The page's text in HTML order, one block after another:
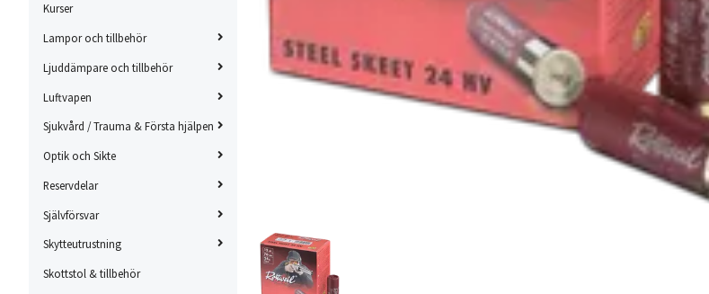
Kurser
Lampor och tillbehör
Ljuddämpare och tillbehör
Luftvapen
Sjukvård / Trauma & Första hjälpen
Optik och Sikte
Reservdelar
Självförsvar
Skytteutrustning
Skottstol & tillbehör